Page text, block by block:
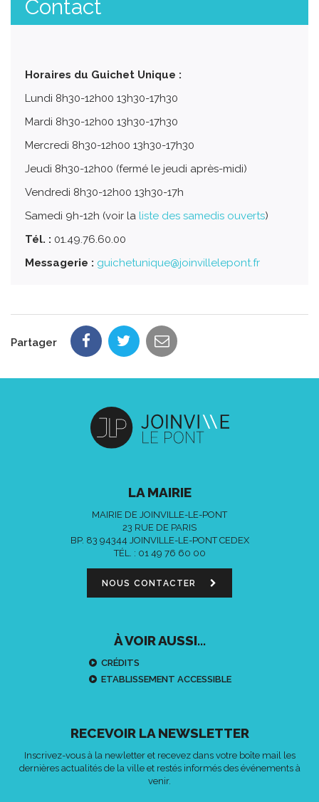
Contact
Horaires du Guichet Unique :
Lundi 8h30-12h00 13h30-17h30
Mardi 8h30-12h00 13h30-17h30
Mercredi 8h30-12h00 13h30-17h30
Jeudi 8h30-12h00 (fermé le jeudi après-midi)
Vendredi 8h30-12h00 13h30-17h
Samedi 9h-12h (voir la liste des samedis ouverts)
Tél. : 01.49.76.60.00
Messagerie : guichetunique@joinvillelepont.fr
Partager
LA MAIRIE
MAIRIE DE JOINVILLE-LE-PONT
23 RUE DE PARIS
BP. 83 94344 JOINVILLE-LE-PONT CEDEX
TÉL. : 01 49 76 60 00
NOUS CONTACTER
À VOIR AUSSI...
CRÉDITS
ETABLISSEMENT ACCESSIBLE
RECEVOIR LA NEWSLETTER
Inscrivez-vous à la newletter et recevez dans votre boîte mail les
dernières actualités de la ville et restés informés des événements à
venir.